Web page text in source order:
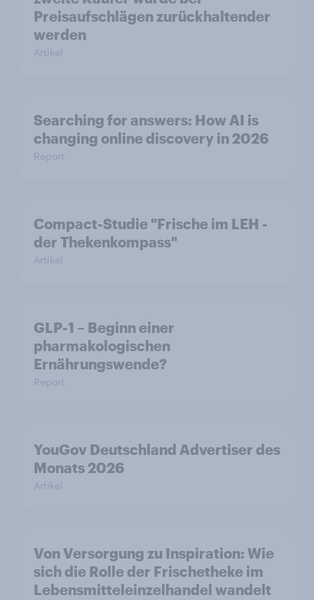
Preisaufschlägen zurückhaltender
werden
Artikel
Searching for answers: How AI is
changing online discovery in 2026
Report
Compact-Studie "Frische im LEH -
der Thekenkompass"
Artikel
GLP-1 – Beginn einer
pharmakologischen
Ernährungswende?
Report
YouGov Deutschland Advertiser des
Monats 2026
Artikel
Von Versorgung zu Inspiration: Wie
sich die Rolle der Frischetheke im
Lebensmitteleinzelhandel wandelt